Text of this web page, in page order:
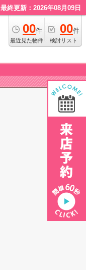
最終更新：2026年08月09日
00件
最近見た物件
00件
検討リスト